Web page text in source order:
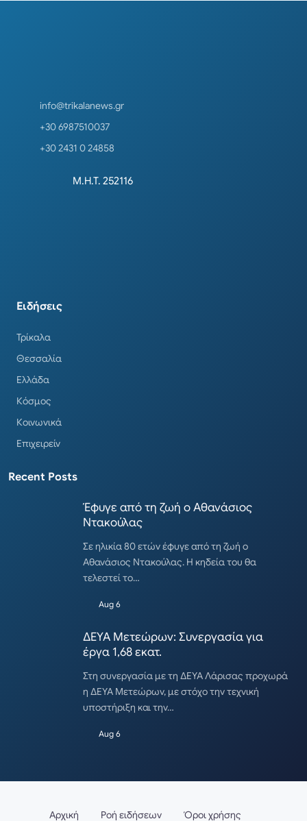
info@trikalanews.gr
+30 6987510037
+30 2431 0 24858
Μ.Η.Τ. 252116
Ειδήσεις
Τρίκαλα
Θεσσαλία
Ελλάδα
Κόσμος
Κοινωνικά
Επιχειρείν
Recent Posts
Έφυγε από τη ζωή ο Αθανάσιος
Ντακούλας
Σε ηλικία 80 ετών έφυγε από τη ζωή ο
Αθανάσιος Ντακούλας. Η κηδεία του θα
τελεστεί το…
Aug 6
ΔΕΥΑ Μετεώρων: Συνεργασία για
έργα 1,68 εκατ.
Στη συνεργασία με τη ΔΕΥΑ Λάρισας προχωρά
η ΔΕΥΑ Μετεώρων, με στόχο την τεχνική
υποστήριξη και την…
Aug 6
Αρχική Ροή ειδήσεων Όροι χρήσης